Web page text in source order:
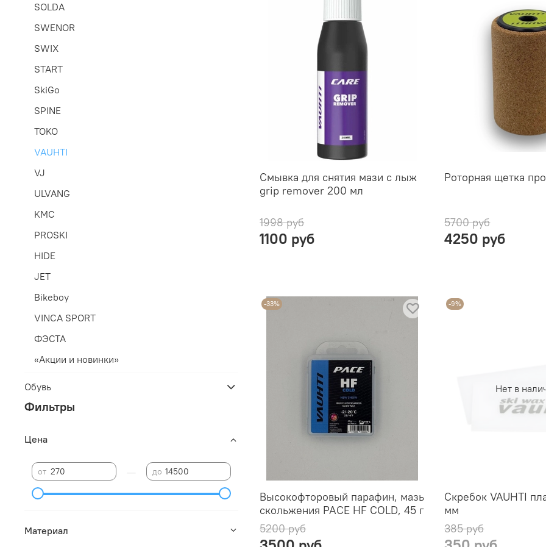
Смывка для снятия мази с лыж
grip remover 200 мл
1998 руб
1100 руб
Роторная щетка
5700 руб
4250 руб
-33%
Высокофторовый парафин, мазь
скольжения PACE HF COLD, 45 г
5200 руб
Нет в
-9%
Скребок VAUHTI
мм
385 руб
SOLDA
SWENOR
SWIX
START
SkiGo
SPINE
TOKO
VAUHTI
VJ
ULVANG
KMC
PROSKI
HIDE
JET
Bikeboy
VINCA SPORT
ФЭСТА
«Акции и новинки»
Обувь
Фильтры
Цена
от до
Материал